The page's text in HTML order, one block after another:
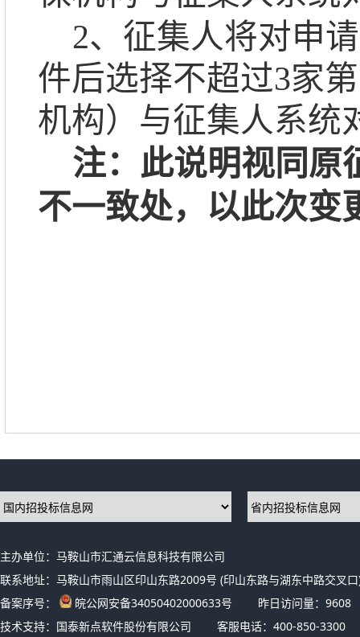
2、征集人将对申
件后选择不超过3家
机构）与征集人系统
注：此说明视同原
不一致处，以此次变
主办单位：马鞍山市汇通云信息科技有限公司
联系地址：马鞍山市雨山区印山东路2009号 (印山东路与湖东中路交叉
备案序号：
皖公网安备34050402000633号 昨日访问量： 9608
技术支持：国泰新点软件股份有限公司
客服电话：400-850-3300